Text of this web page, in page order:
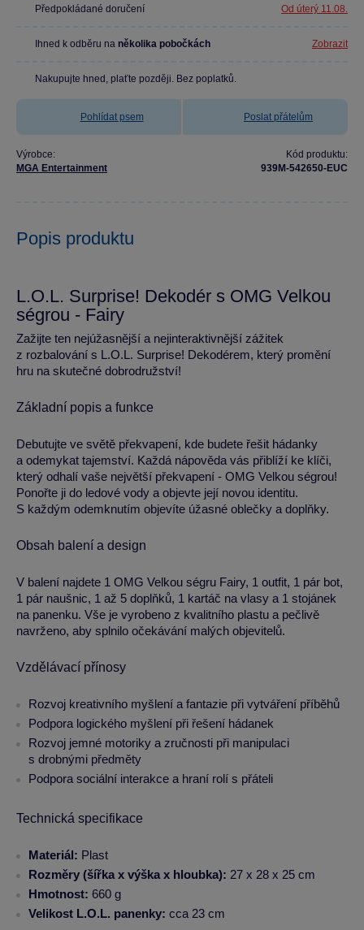
Předpokládané doručení Od úterý 11.08.
Ihned k odběru na několika pobočkách Zobrazit
Nakupujte hned, plaťte později. Bez poplatků.
Pohlídat psem Poslat přátelům
Výrobce:
MGA Entertainment
Kód produktu:
939M-542650-EUC
Popis produktu
L.O.L. Surprise! Dekodér s OMG Velkou
ségrou - Fairy
Zažijte ten nejúžasnější a nejinteraktivnější zážitek
z rozbalování s L.O.L. Surprise! Dekodérem, který promění
hru na skutečné dobrodružství!
Základní popis a funkce
Debutujte ve světě překvapení, kde budete řešit hádanky
a odemykat tajemství. Každá nápověda vás přiblíží ke klíči,
který odhalí vaše největší překvapení - OMG Velkou ségrou!
Ponořte ji do ledové vody a objevte její novou identitu.
S každým odemknutím objevíte úžasné oblečky a doplňky.
Obsah balení a design
V balení najdete 1 OMG Velkou ségru Fairy, 1 outfit, 1 pár bot,
1 pár naušnic, 1 až 5 doplňků, 1 kartáč na vlasy a 1 stojánek
na panenku. Vše je vyrobeno z kvalitního plastu a pečlivě
navrženo, aby splnilo očekávání malých objevitelů.
Vzdělávací přínosy
Rozvoj kreativního myšlení a fantazie při vytváření příběhů
Podpora logického myšlení při řešení hádanek
Rozvoj jemné motoriky a zručnosti při manipulaci
s drobnými předměty
Podpora sociální interakce a hraní rolí s přáteli
Technická specifikace
Materiál: Plast
Rozměry (šířka x výška x hloubka): 27 x 28 x 25 cm
Hmotnost: 660 g
Velikost L.O.L. panenky: cca 23 cm